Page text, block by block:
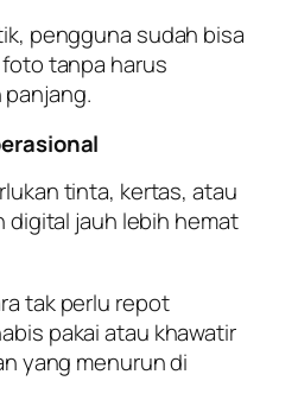
pengguna sudah bisa
tanpa harus
tinta, kertas, atau
jauh lebih hemat
tak perlu repot
pakai atau khawatir
yang menurun di